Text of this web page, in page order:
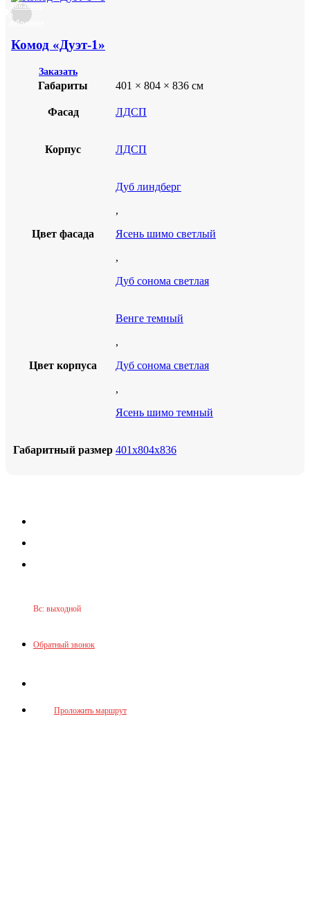
Добавить
в
избранное
Комод «Дуэт-1»
Заказать
Габариты 401 × 804 × 836 см
Фасад ЛДСП
Корпус ЛДСП
Цвет фасада
Дуб линдберг
,
Ясень шимо светлый
,
Дуб сонома светлая
Цвет корпуса
Венге темный
,
Дуб сонома светлая
,
Ясень шимо темный
Габаритный размер 401х804х836
Вс: выходной
Обратный звонок
Проложить маршрут